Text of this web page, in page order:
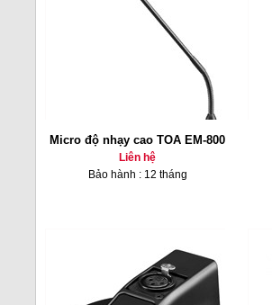
Micro độ nhạy cao TOA EM-800
Liên hệ
Bảo hành : 12 tháng